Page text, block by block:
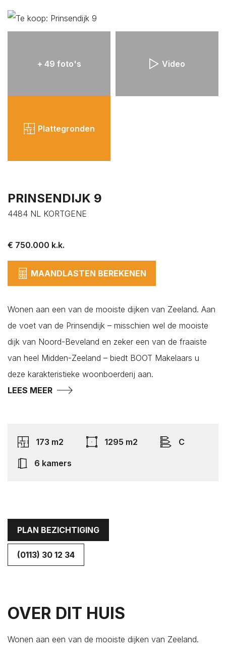
+ 49 foto's Video
Plattegronden
PRINSENDIJK 9
4484 NL KORTGENE
€ 750.000 k.k.
MAANDLASTEN BEREKENEN
Wonen aan een van de mooiste dijken van Zeeland. Aan
de voet van de Prinsendijk – misschien wel de mooiste
dijk van Noord-Beveland en zeker een van de fraaiste
van heel Midden-Zeeland – biedt BOOT Makelaars u
deze karakteristieke woonboerderij aan.
LEES MEER
173 m2 1295 m2 C
6 kamers
PLAN BEZICHTIGING
(0113) 30 12 34
OVER DIT HUIS
Wonen aan een van de mooiste dijken van Zeeland.
PLAN BEZICHTIGING
Privacy Policy
PLAN EEN AFSPRAAK
Privacy Policy
Plaatsen*
Aagtekerke
Arnemuiden
Baarland
Biggekerke
Borssele
Burgh-Haamstede
Colijnsplaat
Ellemeet
Ellewoutsdijk
Gapinge
's-Gravenpolder
Grijpskerke
Hansweert